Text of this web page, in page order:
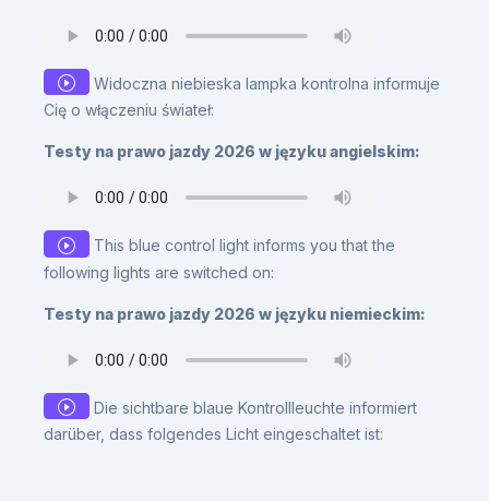
Widoczna niebieska lampka kontrolna informuje
Cię o włączeniu świateł:
Testy na prawo jazdy 2026 w języku angielskim:
This blue control light informs you that the
following lights are switched on:
Testy na prawo jazdy 2026 w języku niemieckim:
Die sichtbare blaue Kontrollleuchte informiert
darüber, dass folgendes Licht eingeschaltet ist: